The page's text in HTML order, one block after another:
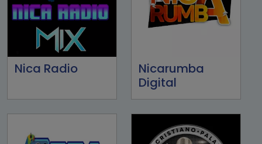
Nica Radio
Nicarumba
Digital